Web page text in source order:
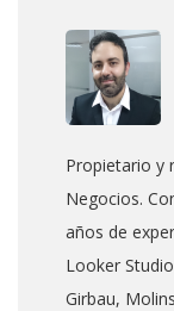
Propietario y
Negocios.
años de
Looker
Girbau,